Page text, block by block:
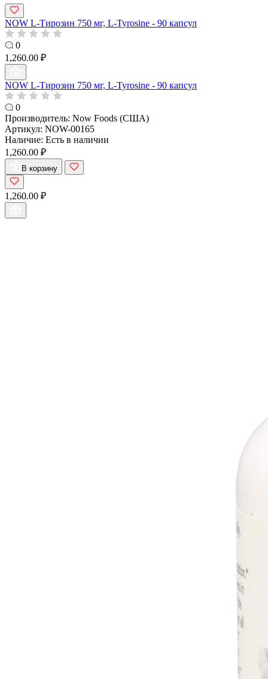
NOW L-Тирозин 750 мг, L-Tyrosine - 90 капсул
0
1,260.00 ₽
NOW L-Тирозин 750 мг, L-Tyrosine - 90 капсул
0
Производитель: Now Foods (США)
Артикул: NOW-00165
Наличие: Есть в наличии
1,260.00 ₽
В корзину
1,260.00 ₽